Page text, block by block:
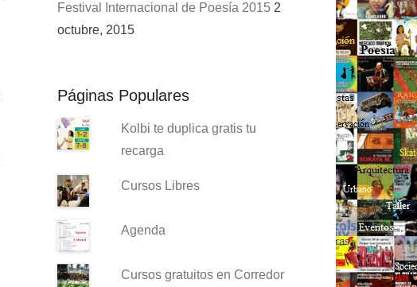
Festival Internacional de Poesía 2015 2
octubre, 2015
Páginas Populares
Kolbi te duplica gratis tu
recarga
Cursos Libres
Agenda
Cursos gratuitos en Corredor